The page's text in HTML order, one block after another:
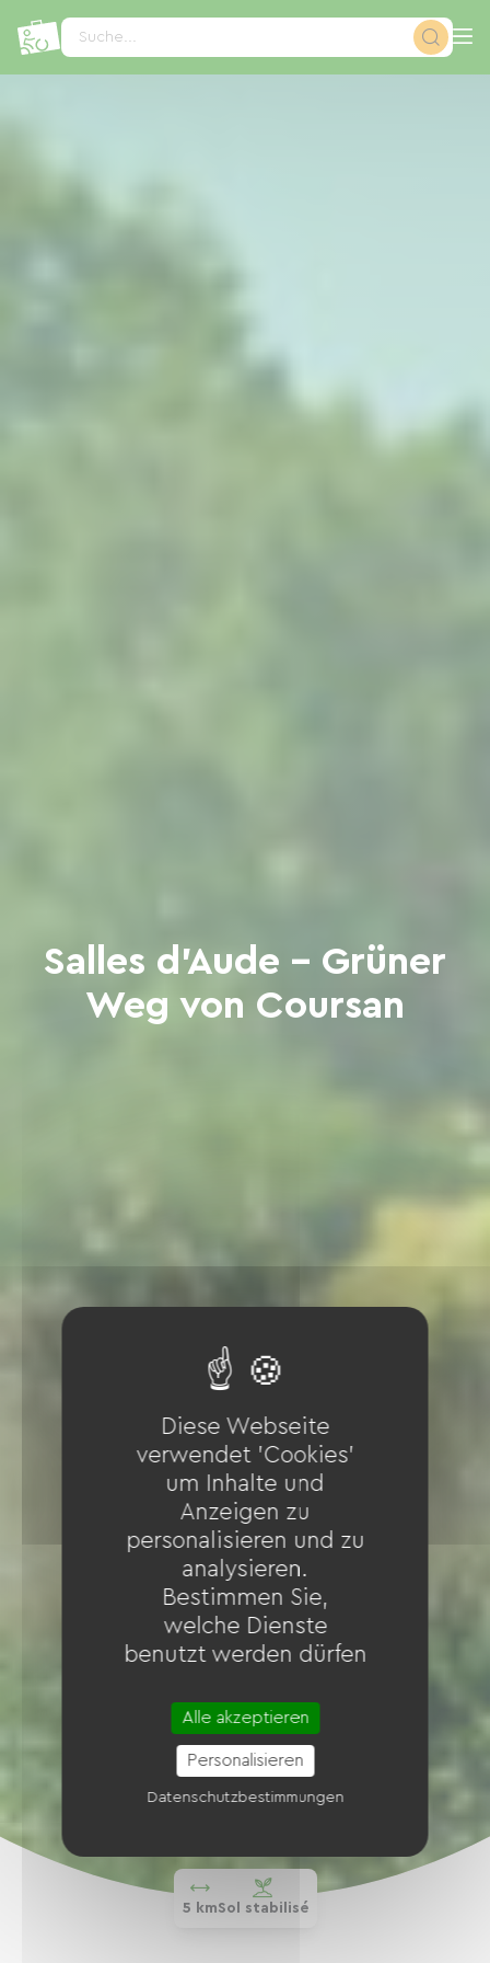
Suche...
Salles d'Aude – Grüner
Weg von Coursan
5 kmSol stabilisé
Cookie-Einstellungen
Diese Webseite
verwendet 'Cookies'
um Inhalte und
Anzeigen zu
personalisieren und zu
analysieren.
Bestimmen Sie,
welche Dienste
benutzt werden dürfen
Alle akzeptieren
Personalisieren
Datenschutzbestimmungen